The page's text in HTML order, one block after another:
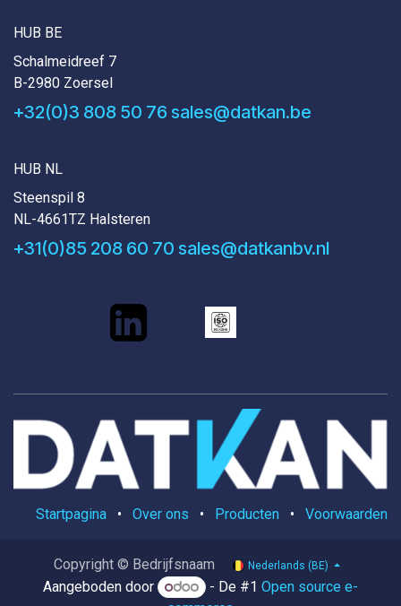
HUB BE
Schalmeidreef 7
B-2980 Zoersel
+32(0)3 808 50 76 sales@datkan.be
HUB NL
Steenspil 8
NL-4661TZ Halsteren
+31(0)85 208 60 70 sales@datkanbv.nl
Startpagina • Over ons • Producten • Voorwaarden
Copyright © Bedrijfsnaam Nederlands (BE)
Aangeboden door - De #1Open source e-